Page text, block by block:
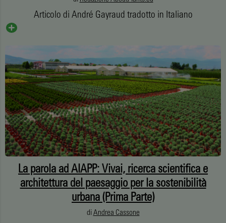
Articolo di André Gayraud tradotto in Italiano
La parola ad AIAPP: Vivai, ricerca scientifica e
architettura del paesaggio per la sostenibilità
urbana (Prima Parte)
diAndrea Cassone